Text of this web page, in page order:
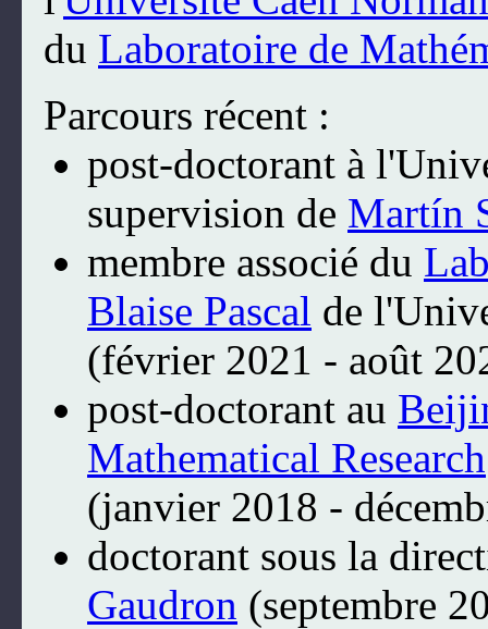
du Laboratoire de
Parcours récent :
post-doctorant à
supervision de Martín
membre associé du
Blaise Pascal de
(février 2021 - août
post-doctorant au
Mathematical Research
(janvier 2018 -
doctorant sous la
Gaudron (septembre